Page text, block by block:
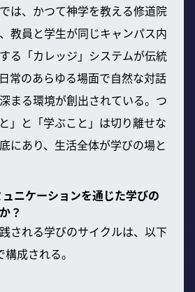
は、かつて神学を教える修道院
教員と学生が同じキャンパス内
る「カレッジ」システムが伝統
常のあらゆる場面で自然な対話
まる環境が創出されている。つ
」と「学ぶこと」は切り離せな
にあり、生活全体が学びの場と
ニケーションを通じた学びの
？
される学びのサイクルは、以下
成される。